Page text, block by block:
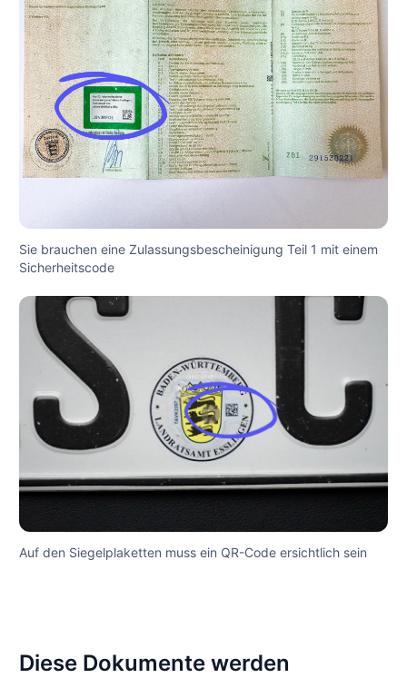
Sie brauchen eine Zulassungsbescheinigung Teil 1 mit einem
Sicherheitscode
Auf den Siegelplaketten muss ein QR-Code ersichtlich sein
Diese Dokumente werden